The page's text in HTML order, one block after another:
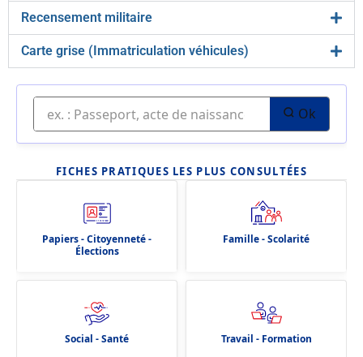
Recensement militaire
Carte grise (Immatriculation véhicules)
Ok
FICHES PRATIQUES LES PLUS CONSULTÉES
Papiers - Citoyenneté -
Élections
Famille - Scolarité
Social - Santé Travail - Formation